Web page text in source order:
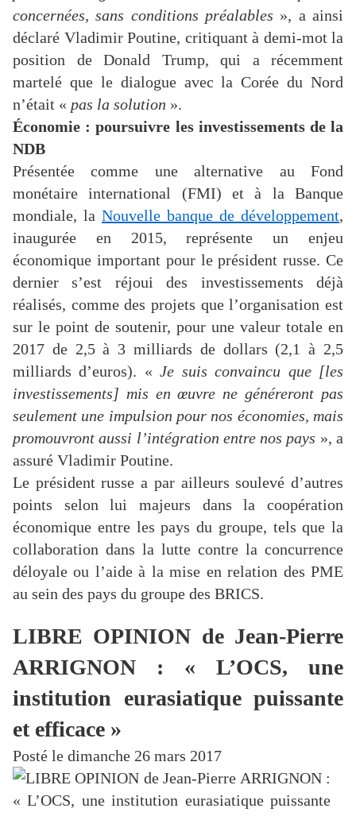
concernées, sans conditions préalables », a ainsi
déclaré Vladimir Poutine, critiquant à demi-mot la
position de Donald Trump, qui a récemment
martelé que le dialogue avec la Corée du Nord
n’était « pas la solution ».
Économie : poursuivre les investissements de la
NDB
Présentée comme une alternative au Fond
monétaire international (FMI) et à la Banque
mondiale, la Nouvelle banque de développement,
inaugurée en 2015, représente un enjeu
économique important pour le président russe. Ce
dernier s’est réjoui des investissements déjà
réalisés, comme des projets que l’organisation est
sur le point de soutenir, pour une valeur totale en
2017 de 2,5 à 3 milliards de dollars (2,1 à 2,5
milliards d’euros). «Je suis convaincu que [les
investissements] mis en œuvre ne généreront pas
seulement une impulsion pour nos économies, mais
promouvront aussi l’intégration entre nos pays », a
assuré Vladimir Poutine.
Le président russe a par ailleurs soulevé d’autres
points selon lui majeurs dans la coopération
économique entre les pays du groupe, tels que la
collaboration dans la lutte contre la concurrence
déloyale ou l’aide à la mise en relation des PME
au sein des pays du groupe des BRICS.
LIBRE OPINION de Jean-Pierre
ARRIGNON : « L’OCS, une
institution eurasiatique puissante
et efficace »
Posté le dimanche 26 mars 2017